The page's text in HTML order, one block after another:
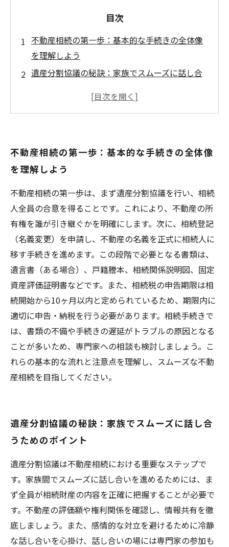
目次
不動産相続の第一歩：基本的な手続きの全体像
を理解しよう
遺産分割協議の秘訣：家族でスムーズに話し合
名義変更と必要書類：トラブルを防ぐ具体的な
本と対策
不動産相続の円満解決へ：実例から学ぶトラブ
ル回避の術
不動産相続でよくある疑問とその回答まとめ
初心者でも安心！不動産相続手続きをやさしく
解説
不動産相続の第一歩：基本的な手続きの全体像
を理解しよう
不動産相続の第一歩は、まず遺産分割協議を行い、相続
人全員の合意を得ることです。これにより、不動産の所
有権を誰が引き継ぐかを明確にします。次に、相続登記
（名義変更）を申請し、不動産の名義を正式に相続人に
移す手続きを進めます。この段階で必要となる書類は、
遺言書（ある場合）、戸籍謄本、相続関係説明図、固定
資産評価証明書などです。また、相続税の申告期限は相
続開始から10ヶ月以内と定められているため、期限内に
適切に申告・納税を行う必要があります。相続手続きで
は、書類の不備や手続きの遅延がトラブルの原因となる
ことが多いため、専門家への相談も検討しましょう。こ
れらの基本的な流れと注意点を理解し、スムーズな不動
産相続を目指してください。
遺産分割協議の秘訣：家族でスムーズに話し合
うためのポイント
遺産分割協議は不動産相続における重要なステップで
す。家族間でスムーズに話し合いを進めるためには、ま
ず全員が相続財産の内容を正確に把握することが必要で
す。不動産の評価額や権利関係を確認し、情報共有を徹
底しましょう。また、感情的な対立を避けるために冷静
な話し合いを心掛け、話し合いの場には専門家の参加も